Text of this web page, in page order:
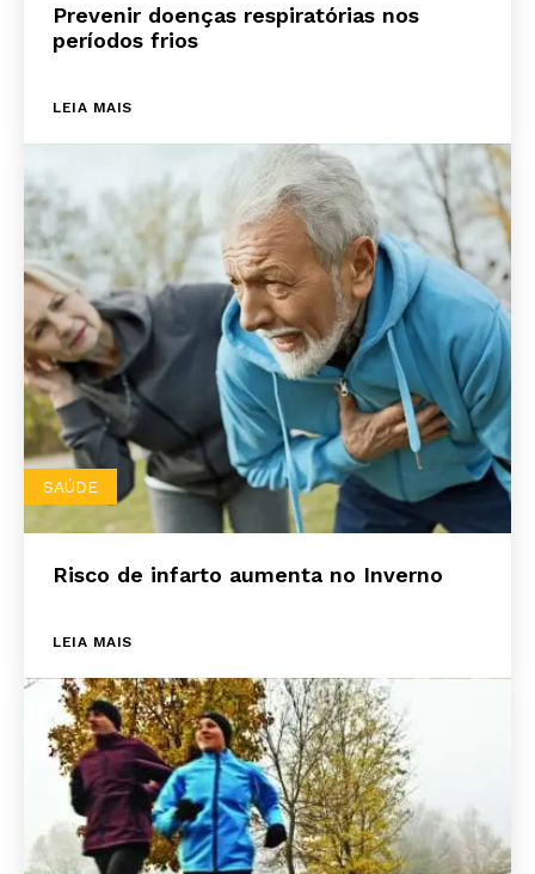
Prevenir doenças respiratórias nos
períodos frios
LEIA MAIS
SAÚDE
Risco de infarto aumenta no Inverno
LEIA MAIS